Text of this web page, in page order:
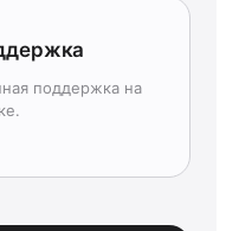
поддержка на